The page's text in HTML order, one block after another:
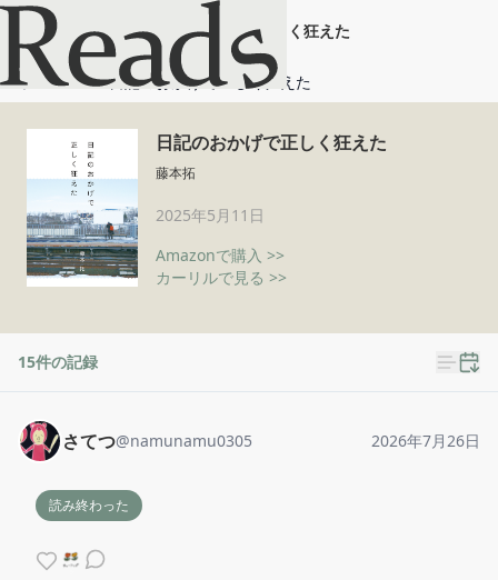
日記のおかげで正しく狂えた
ホーム 日記のおかげで正しく狂えた
日記のおかげで正しく狂えた
藤本拓
2025年5月11日
Amazonで購入 >>
カーリルで見る >>
15件の記録
さてつ@namunamu0305 2026年7月26日
読み終わった